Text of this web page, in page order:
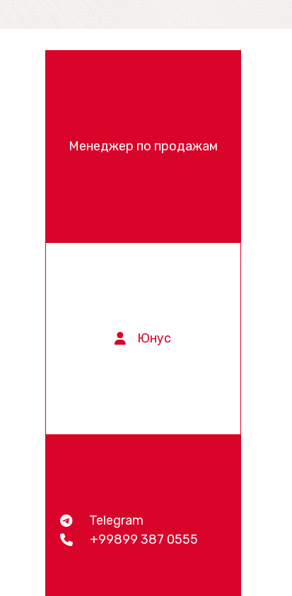
Менеджер по продажам
Юнус
Telegram
+99899 387 0555